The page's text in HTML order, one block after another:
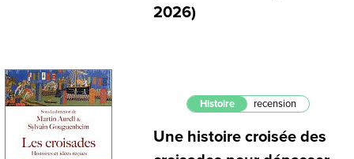
2026)
Histoire recension
Une histoire croisée des